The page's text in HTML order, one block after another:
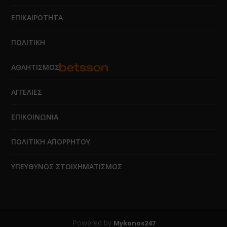
ΕΠΙΚΑΙΡΟΤΗΤΑ
ΠΟΛΙΤΙΚΗ
ΑΘΛΗΤΙΣΜΟΣ
ΑΓΓΕΛΙΕΣ
ΕΠΙΚΟΙΝΩΝΙΑ
ΠΟΛΙΤΙΚΗ ΑΠΟΡΡΗΤΟΥ
ΥΠΕΥΘΥΝΟΣ ΣΤΟΙΧΗΜΑΤΙΣΜΟΣ
Powered by Mykonos247